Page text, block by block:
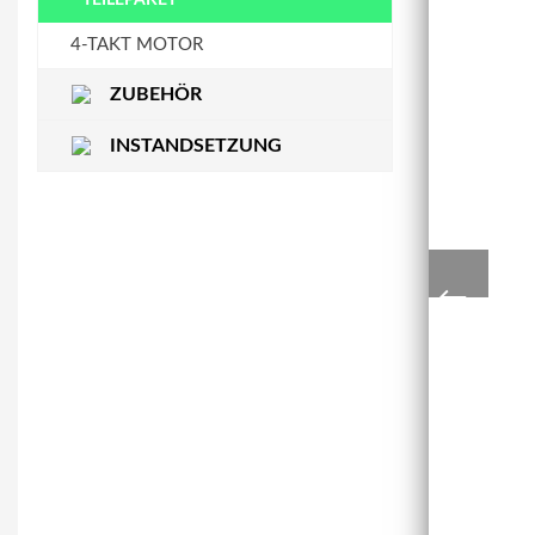
STEUERKETTENSCHIENEWASSERPUMPE
4-TAKT MOTOR
ZUBEHÖR
INSTANDSETZUNG